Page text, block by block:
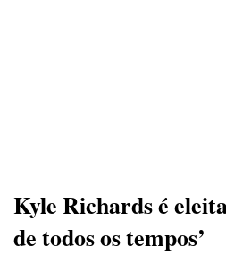
Kyle Richards é
de todos os tempos’